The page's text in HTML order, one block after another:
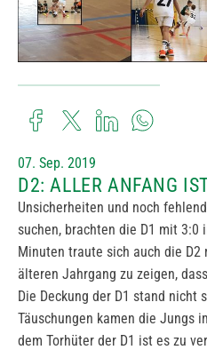
07. Sep. 2019
D2: ALLER ANFANG
Unsicherheiten und noch
suchen, brachten die D1 mit 3:0
Minuten traute sich auch die
älteren Jahrgang zu zeigen,
Die Deckung der D1 stand nicht
Täuschungen kamen die Jungs
dem Torhüter der D1 ist es zu